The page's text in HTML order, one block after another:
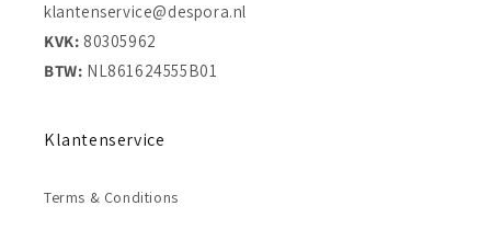
klantenservice@despora.nl
KVK: 80305962
BTW: NL861624555B01
Klantenservice
Terms & Conditions